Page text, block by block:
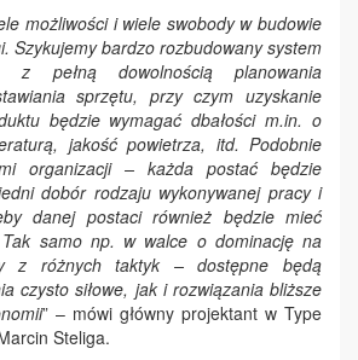
możliwości i wiele swobody w budowie
Szykujemy bardzo rozbudowany system
z pełną dowolnością planowania
sprzętu, przy czym uzyskanie
będzie wymagać dbałości m.in. o
jakość powietrza, itd. Podobnie
organizacji – każda postać będzie
dobór rodzaju wykonywanej pracy i
danej postaci również będzie mieć
samo np. w walce o dominację na
z różnych taktyk – dostępne będą
czysto siłowe, jak i rozwiązania bliższe
” – mówi główny projektant w Type
Steliga.